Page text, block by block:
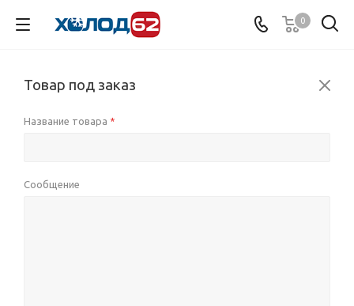
0
Товар под заказ
Название товара *
Сообщение